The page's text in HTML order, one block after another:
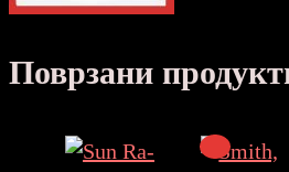
Поврзани